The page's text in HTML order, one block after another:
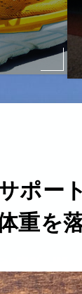
ポー
重を